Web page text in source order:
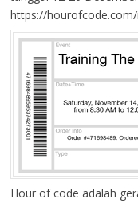
https://
Hour of code adalah